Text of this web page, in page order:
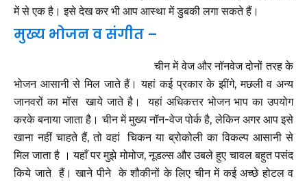
में से एक है। इसे देख कर भी आप आस्था में डुबकी लगा सकते हैं।
मुख्य भोजन व संगीत –
चीन में वेज और नॉनवेज दोनों तरह के
भोजन आसानी से मिल जाते हैं। यहां कई प्रकार के झींगे, मछली व अन्य
जानवरों का मॉस खाये जाते है। यहां अधिकत्तर भोजन भाप का उपयोग
करके बनाया जाता है। चीन में मुख्य नॉन-वेज पोर्क है, लेकिन अगर आप इसे
खानानहींचाहते हैं, तो वहां चिकन या ब्रोकोली का विकल्प आसानी से
मिल जाता है । यहाँ पर मुझे मोमोज, नूडल्स और उबले हुए चावल बहुत पसंद
किये जाते हैं। खाने पीने के शौकीनों के लिए चीन में कई अच्छे होटल व